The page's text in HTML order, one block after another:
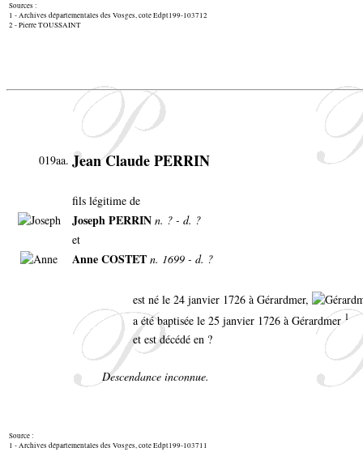
Sources :
1 - Archives départementales des Vosges, cote Edpt199-103712
2 - Pierre TOUSSAINT
019aa. Jean Claude PERRIN
fils légitime de
Joseph PERRIN n. ? - d. ?
et
Anne COSTET n. 1699 - d. ?
est né le 24 janvier 1726 à Gérardmer,
a été baptisée le 25 janvier 1726 à Gérardmer1
et est décédé en ?
Descendance inconnue.
Source :
1 - Archives départementales des Vosges, cote Edpt199-103711